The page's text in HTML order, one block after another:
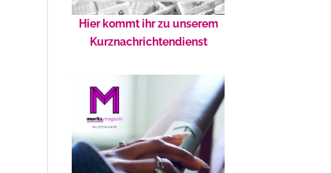
Hier kommt ihr zu unserem
Kurznachrichtendienst